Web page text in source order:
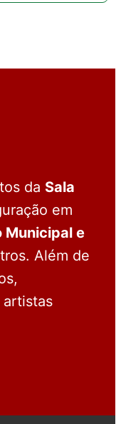
da Sala
em
Municipal e
Além de
artistas